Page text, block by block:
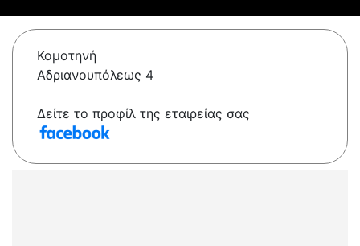
Κομοτηνή
Αδριανουπόλεως 4
Δείτε το προφίλ της εταιρείας σας